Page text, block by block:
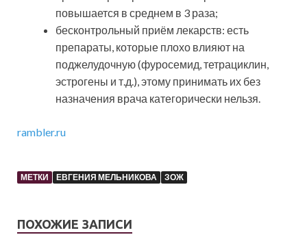
повышается в среднем в 3 раза;
бесконтрольный приём лекарств: есть
препараты, которые плохо влияют на
поджелудочную (фуросемид, тетрациклин,
эстрогены и т.д.), этому принимать их без
назначения врача категорически нельзя.
rambler.ru
МЕТКИ ЕВГЕНИЯ МЕЛЬНИКОВА ЗОЖ
ПОХОЖИЕ ЗАПИСИ